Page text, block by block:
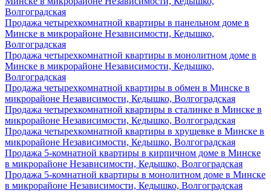
Волгоградская
Продажа четырехкомнатной квартиры в панельном доме в
Минске в микрорайоне Независимости, Кедышко,
Волгоградская
Продажа четырехкомнатной квартиры в монолитном доме в
Минске в микрорайоне Независимости, Кедышко,
Волгоградская
Продажа четырехкомнатной квартиры в обмен в Минске в
микрорайоне Независимости, Кедышко, Волгоградская
Продажа четырехкомнатной квартиры в сталинке в Минске в
микрорайоне Независимости, Кедышко, Волгоградская
Продажа четырехкомнатной квартиры в хрущевке в Минске в
микрорайоне Независимости, Кедышко, Волгоградская
Продажа 5-комнатной квартиры в кирпичном доме в Минске
в микрорайоне Независимости, Кедышко, Волгоградская
Продажа 5-комнатной квартиры в монолитном доме в Минске
в микрорайоне Независимости, Кедышко, Волгоградская